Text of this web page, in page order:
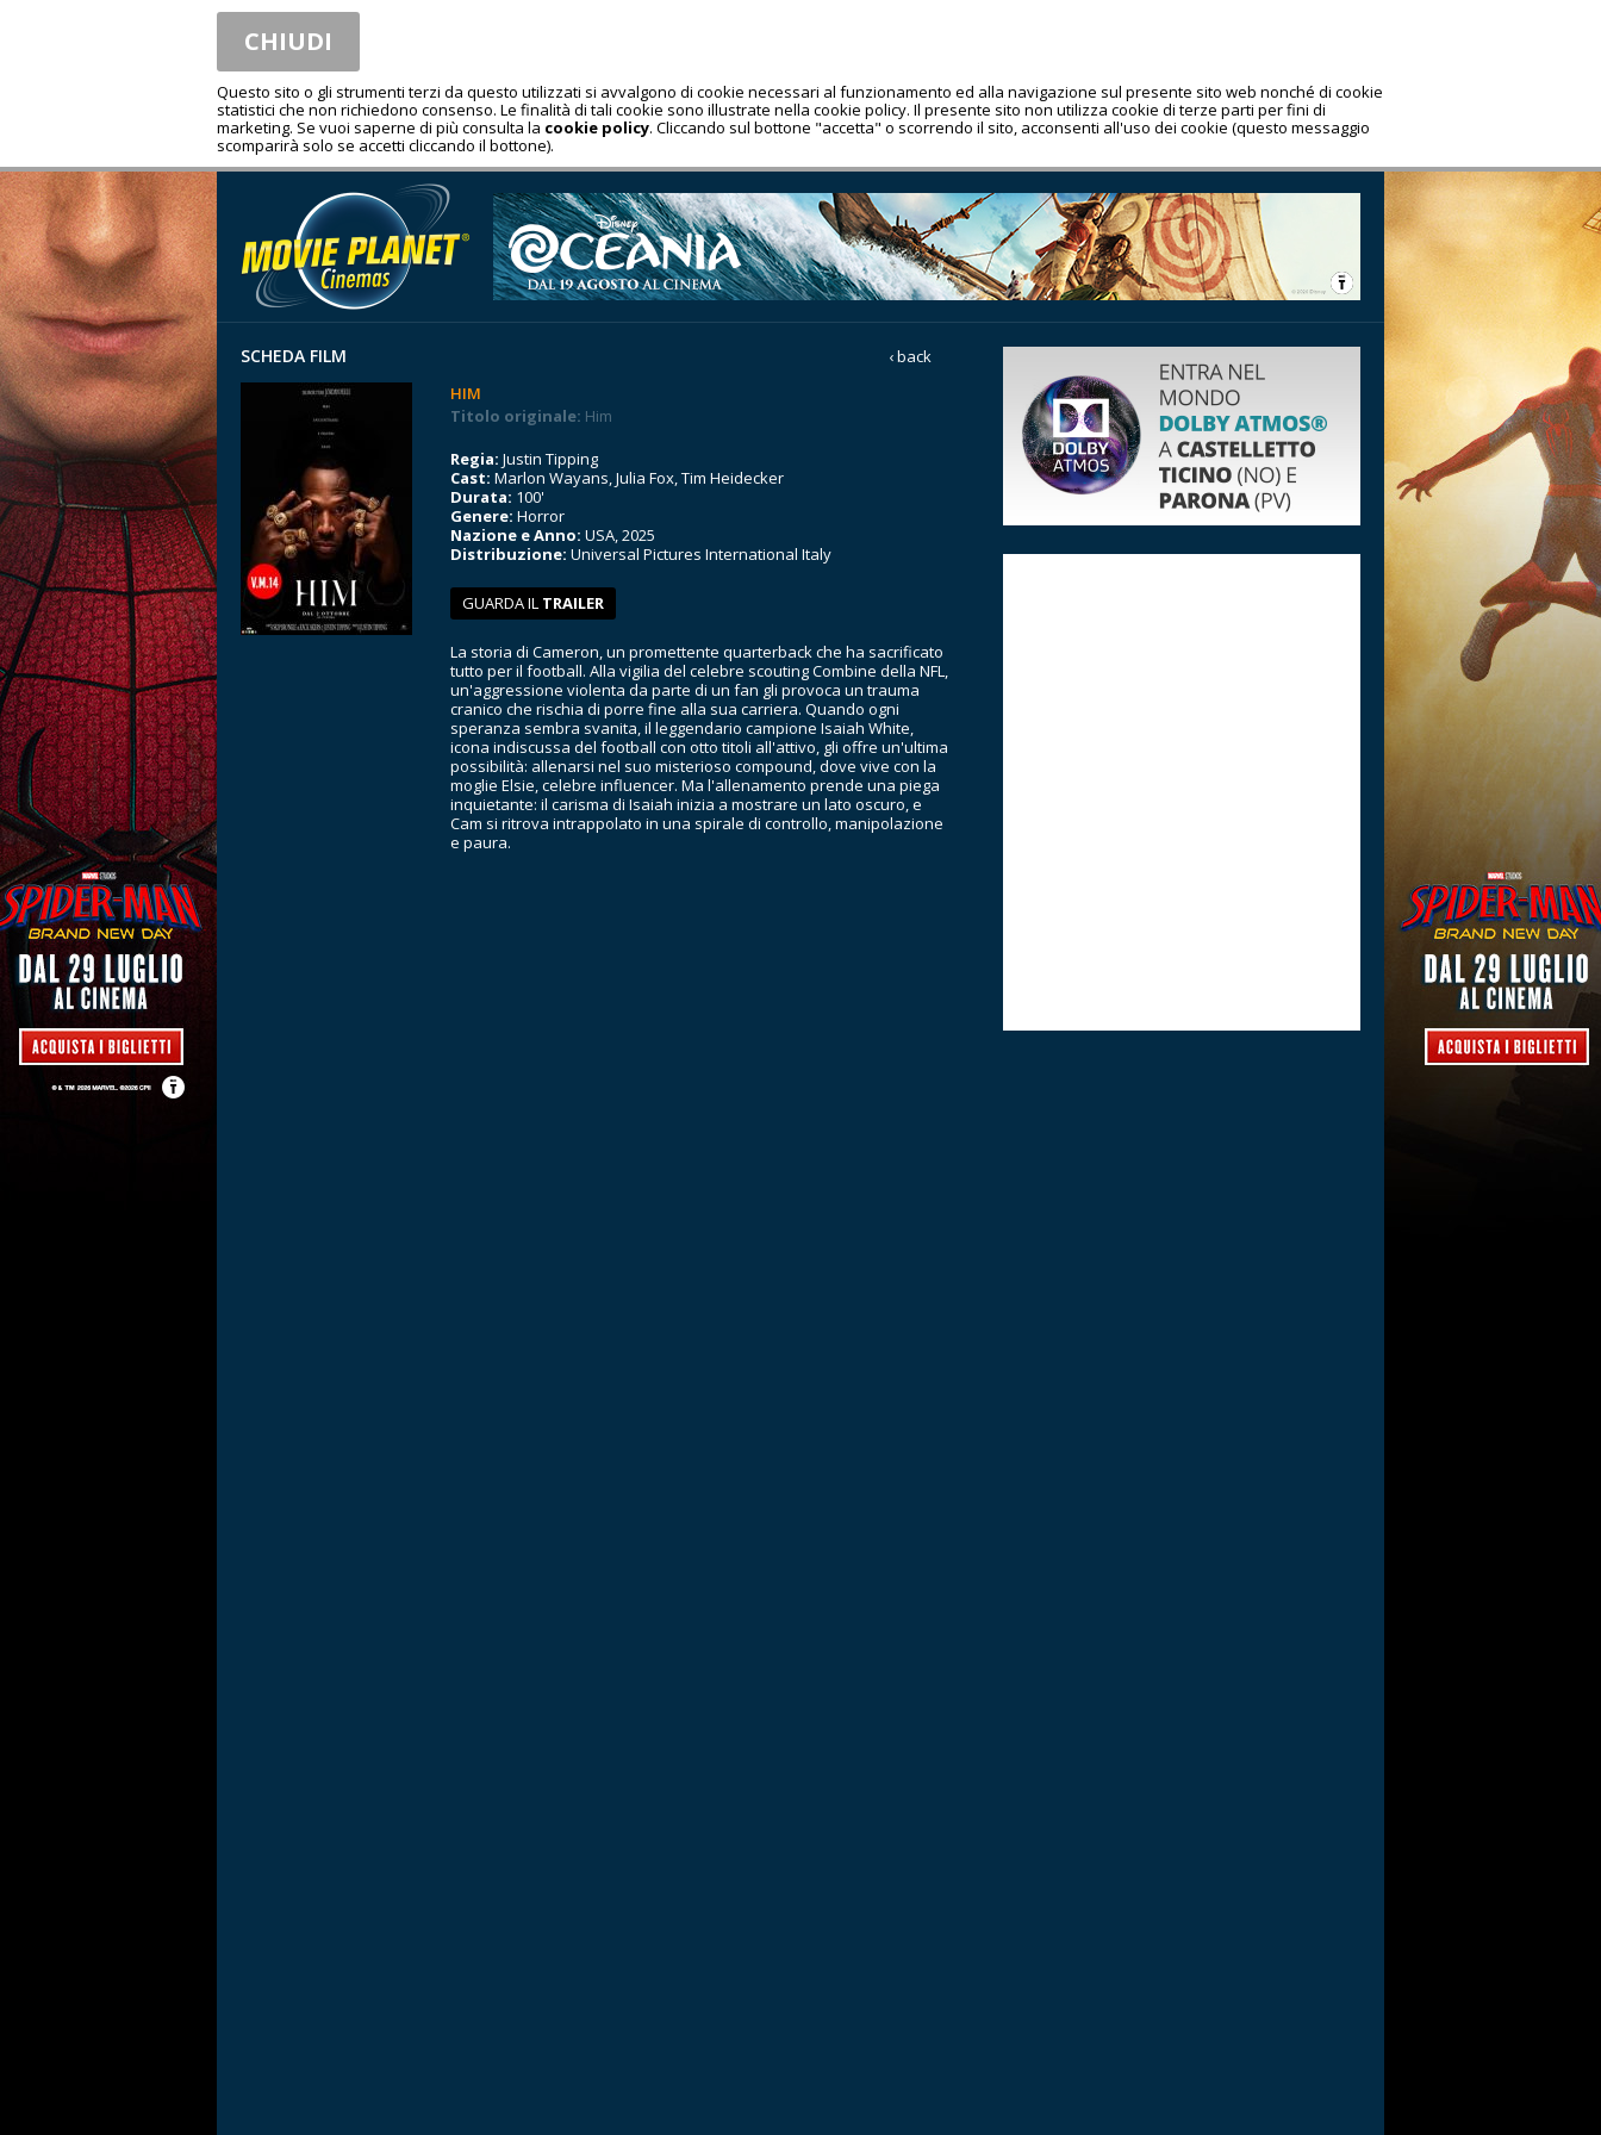
CHIUDI
Questo sito o gli strumenti terzi da questo utilizzati si avvalgono di cookie necessari al funzionamento ed alla navigazione sul presente sito web nonché di cookie
statistici che non richiedono consenso. Le finalità di tali cookie sono illustrate nella cookie policy. Il presente sito non utilizza cookie di terze parti per fini di
marketing. Se vuoi saperne di più consulta la cookie policy. Cliccando sul bottone "accetta" o scorrendo il sito, acconsenti all'uso dei cookie (questo messaggio
scomparirà solo se accetti cliccando il bottone).
‹ back
SCHEDA FILM
HIM
Titolo originale: Him
Regia: Justin Tipping
Cast: Marlon Wayans, Julia Fox, Tim Heidecker
Durata: 100'
Genere: Horror
Nazione e Anno: USA, 2025
Distribuzione: Universal Pictures International Italy
GUARDA IL TRAILER
La storia di Cameron, un promettente quarterback che ha sacrificato
tutto per il football. Alla vigilia del celebre scouting Combine della NFL,
un'aggressione violenta da parte di un fan gli provoca un trauma
cranico che rischia di porre fine alla sua carriera. Quando ogni
speranza sembra svanita, il leggendario campione Isaiah White,
icona indiscussa del football con otto titoli all'attivo, gli offre un'ultima
possibilità: allenarsi nel suo misterioso compound, dove vive con la
moglie Elsie, celebre influencer. Ma l'allenamento prende una piega
inquietante: il carisma di Isaiah inizia a mostrare un lato oscuro, e
Cam si ritrova intrappolato in una spirale di controllo, manipolazione
e paura.